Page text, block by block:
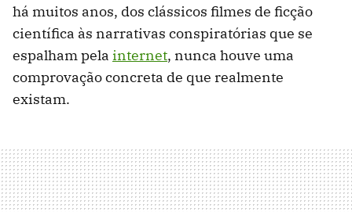
há muitos anos, dos clássicos filmes de ficção
científica às narrativas conspiratórias que se
espalham pela internet, nunca houve uma
comprovação concreta de que realmente
existam.